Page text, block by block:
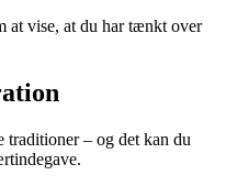
at vise, at du har tænkt over
traditioner – og det kan du